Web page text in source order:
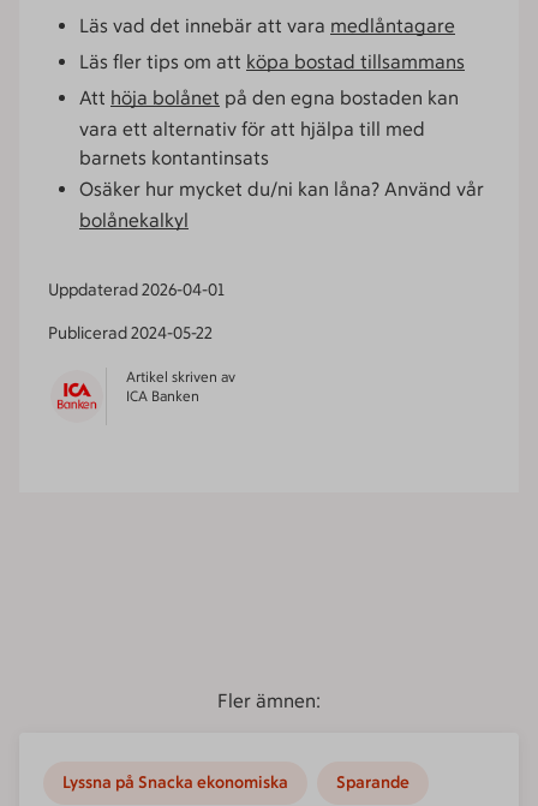
Läs vad det innebär att vara medlåntagare
Läs fler tips om att köpa bostad tillsammans
Att höja bolånet på den egna bostaden kan
vara ett alternativ för att hjälpa till med
barnets kontantinsats
Osäker hur mycket du/ni kan låna? Använd vår
bolånekalkyl
Uppdaterad2026-04-01
Publicerad2024-05-22
Artikel skriven av
ICA Banken
Fler ämnen:
Lyssna på Snacka ekonomiska Sparande